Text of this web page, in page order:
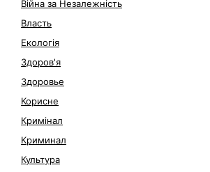
Війна за Незалежність
Власть
Екологія
Здоров'я
Здоровье
Корисне
Кримінал
Криминал
Культура